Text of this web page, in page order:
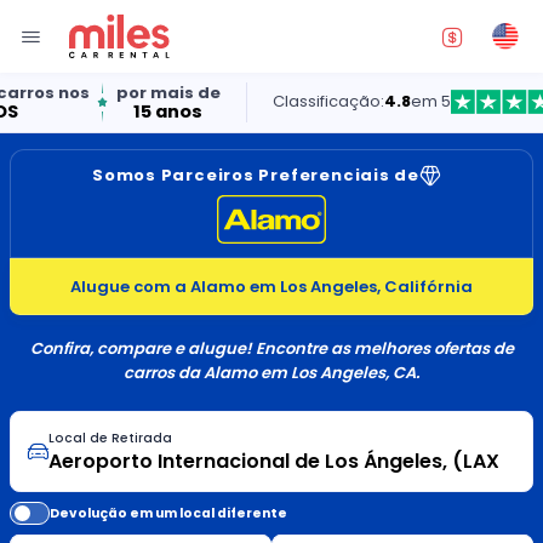
por mais de Classificação:4.8em 5
Somos Parceiros Preferenciais de
Alugue com a Alamo em Los Angeles, Califórnia
Confira, compare e alugue! Encontre as melhores ofertas de
carros da Alamo em Los Angeles, CA.
Local de Retirada
Devolução em um local diferente